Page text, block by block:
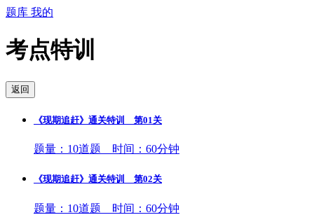
题库 我的
考点特训
返回
《现期追赶》通关特训 第01关
题量：10道题 时间：60分钟
《现期追赶》通关特训 第02关
题量：10道题 时间：60分钟